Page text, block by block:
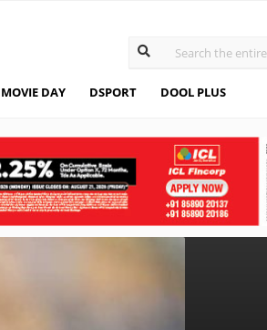
MOVIE DAY DSPORT DOOL PLUS